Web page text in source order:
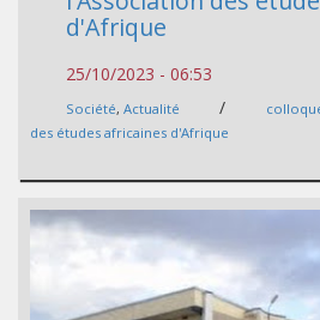
d'Afrique
25/10/2023 - 06:53
Société, Actualité /
des études africaines d'Afrique